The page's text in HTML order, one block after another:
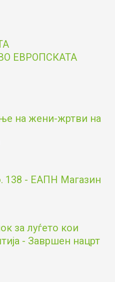
ЕВРОПСКАТА
на жени-жртви на
138 - ЕАПН Магазин
за луѓето кои
- Завршен нацрт